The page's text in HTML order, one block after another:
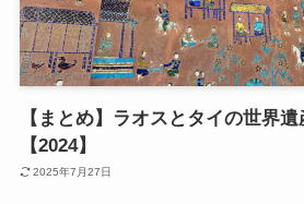
【まとめ】ラオスとタイの世界
【2024】
2025年7月27日